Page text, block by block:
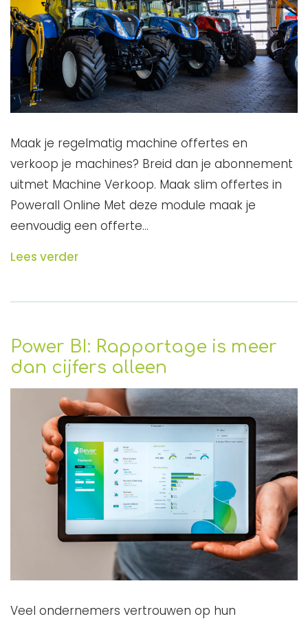
Maak je regelmatig machine offertes en
verkoop je machines? Breid dan je abonnement
uitmet Machine Verkoop. Maak slim offertes in
Powerall Online Met deze module maak je
eenvoudig een offerte…
Lees verder
Power BI: Rapportage is meer
dan cijfers alleen
Veel ondernemers vertrouwen op hun